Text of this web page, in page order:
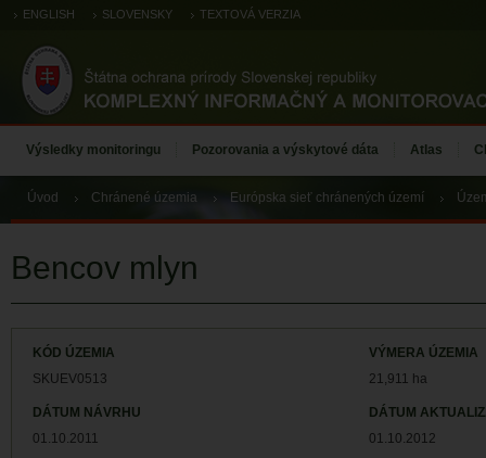
ENGLISH SLOVENSKY TEXTOVÁ VERZIA
Výsledky monitoringu Pozorovania a výskytové dáta Atlas
Úvod Chránené územia Európska sieť chránených území
Bencov mlyn
KÓD ÚZEMIA
SKUEV0513
VÝMERA ÚZEMIA
21,911 ha
DÁTUM NÁVRHU
01.10.2011
DÁTUM
01.10.2012